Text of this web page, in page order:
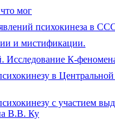
мог
психокинеза в
и мистификации.
Исследование К-
в
с участием
В.В. Ку